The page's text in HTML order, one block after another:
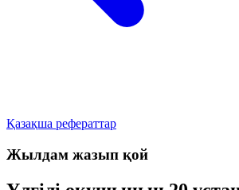
Қазақша рефераттар
Жылдам жазып қой